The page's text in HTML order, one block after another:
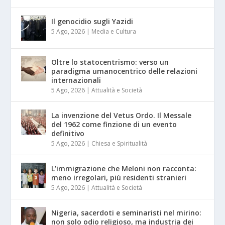
Il genocidio sugli Yazidi
5 Ago, 2026 Media e Cultura
Oltre lo statocentrismo: verso un
paradigma umanocentrico delle relazioni
internazionali
5 Ago, 2026 |Attualità e Società
La invenzione del Vetus Ordo. Il Messale
del 1962 come finzione di un evento
definitivo
5 Ago, 2026 Chiesa e Spiritualità
L’immigrazione che Meloni non racconta:
meno irregolari, più residenti stranieri
5 Ago, 2026 |Attualità e Società
Nigeria, sacerdoti e seminaristi nel mirino:
non solo odio religioso, ma industria dei